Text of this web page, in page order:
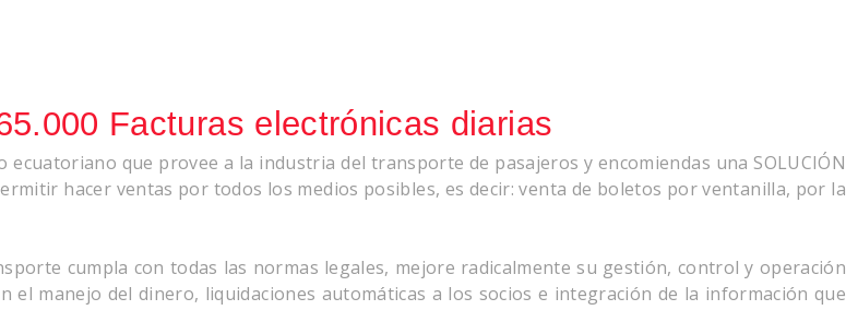
Facturas electrónicas diarias
ecuatoriano que provee a la industria del transporte de pasajeros y encomiendas una SOLUCIÓN
hacer ventas por todos los medios posibles, es decir: venta de boletos por ventanilla, por la
cumpla con todas las normas legales, mejore radicalmente su gestión, control y operación
manejo del dinero, liquidaciones automáticas a los socios e integración de la información que